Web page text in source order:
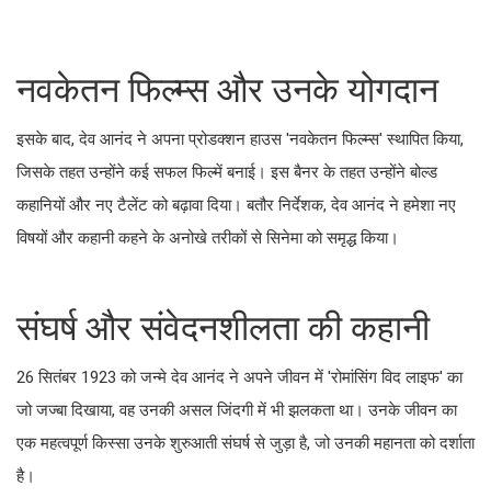
नवकेतन फिल्म्स और उनके योगदान
इसके बाद, देव आनंद ने अपना प्रोडक्शन हाउस 'नवकेतन फिल्म्स' स्थापित किया,
जिसके तहत उन्होंने कई सफल फिल्में बनाई। इस बैनर के तहत उन्होंने बोल्ड
कहानियों और नए टैलेंट को बढ़ावा दिया। बतौर निर्देशक, देव आनंद ने हमेशा नए
विषयों और कहानी कहने के अनोखे तरीकों से सिनेमा को समृद्ध किया।
संघर्ष और संवेदनशीलता की कहानी
26 सितंबर 1923 को जन्मे देव आनंद ने अपने जीवन में 'रोमांसिंग विद लाइफ' का
जो जज्बा दिखाया, वह उनकी असल जिंदगी में भी झलकता था। उनके जीवन का
एक महत्वपूर्ण किस्सा उनके शुरुआती संघर्ष से जुड़ा है, जो उनकी महानता को दर्शाता
है।